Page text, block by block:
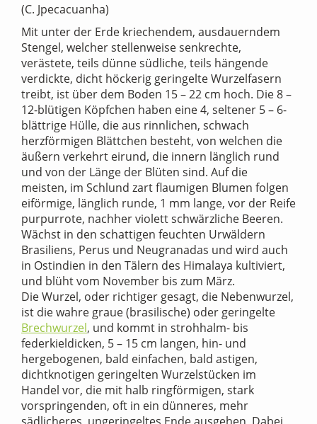
(C. Jpecacuanha)
Mit unter der Erde kriechendem, ausdauerndem
Stengel, welcher stellenweise senkrechte,
verästete, teils dünne südliche, teils hängende
verdickte, dicht höckerig geringelte Wurzelfasern
treibt, ist über dem Boden 15 – 22 cm hoch. Die 8 –
12-blütigen Köpfchen haben eine 4, seltener 5 – 6-
blättrige Hülle, die aus rinnlichen, schwach
herzförmigen Blättchen besteht, von welchen die
äußern verkehrt eirund, die innern länglich rund
und von der Länge der Blüten sind. Auf die
meisten, im Schlund zart flaumigen Blumen folgen
eiförmige, länglich runde, 1 mm lange, vor der Reife
purpurrote, nachher violett schwärzliche Beeren.
Wächst in den schattigen feuchten Urwäldern
Brasiliens, Perus und Neugranadas und wird auch
in Ostindien in den Tälern des Himalaya kultiviert,
und blüht vom November bis zum März.
Die Wurzel, oder richtiger gesagt, die Nebenwurzel,
ist die wahre graue (brasilische) oder geringelte
Brechwurzel, und kommt in strohhalm- bis
federkieldicken, 5 – 15 cm langen, hin- und
hergebogenen, bald einfachen, bald astigen,
dichtknotigen geringelten Wurzelstücken im
Handel vor, die mit halb ringförmigen, stark
vorspringenden, oft in ein dünneres, mehr